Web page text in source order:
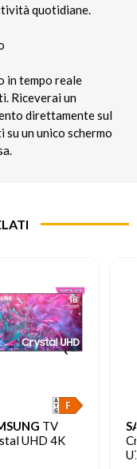
quotidiane.
in tempo reale
Riceverai un
direttamente sul
un unico schermo
TV
UHD 4K